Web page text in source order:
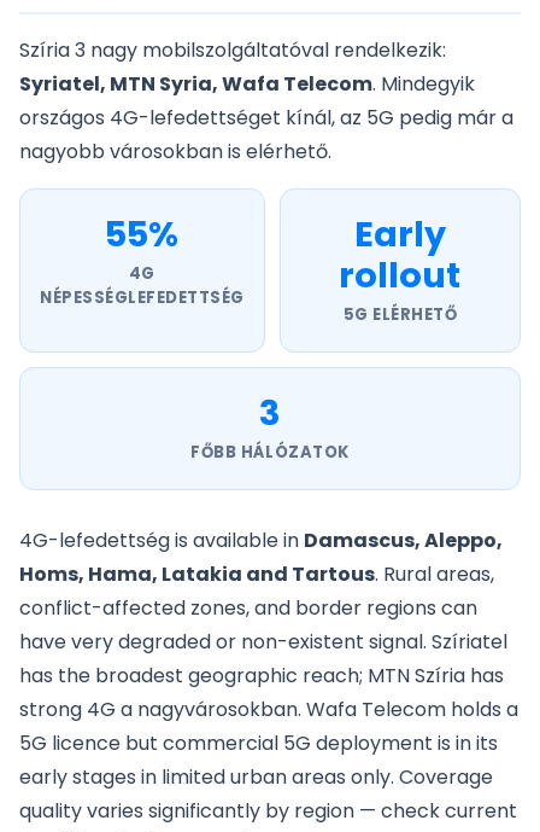
Szíria 3 nagy mobilszolgáltatóval rendelkezik:
Syriatel, MTN Syria, Wafa Telecom. Mindegyik
országos 4G-lefedettséget kínál, az 5G pedig már a
nagyobb városokban is elérhető.
55%
4G
NÉPESSÉGLEFEDETTSÉG
Early
rollout
5G ELÉRHETŐ
3
FŐBB HÁLÓZATOK
4G-lefedettség is available in Damascus, Aleppo,
Homs, Hama, Latakia and Tartous. Rural areas,
conflict-affected zones, and border regions can
have very degraded or non-existent signal. Szíriatel
has the broadest geographic reach; MTN Szíria has
strong 4G a nagyvárosokban. Wafa Telecom holds a
5G licence but commercial 5G deployment is in its
early stages in limited urban areas only. Coverage
quality varies significantly by region — check current